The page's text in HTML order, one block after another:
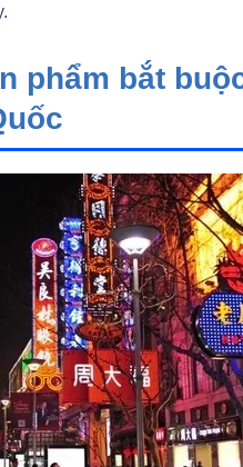
phẩm bắt